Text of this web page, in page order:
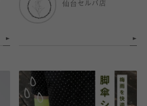
仙台セルバ店